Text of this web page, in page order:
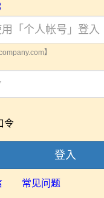
】
令
登入
常见问题